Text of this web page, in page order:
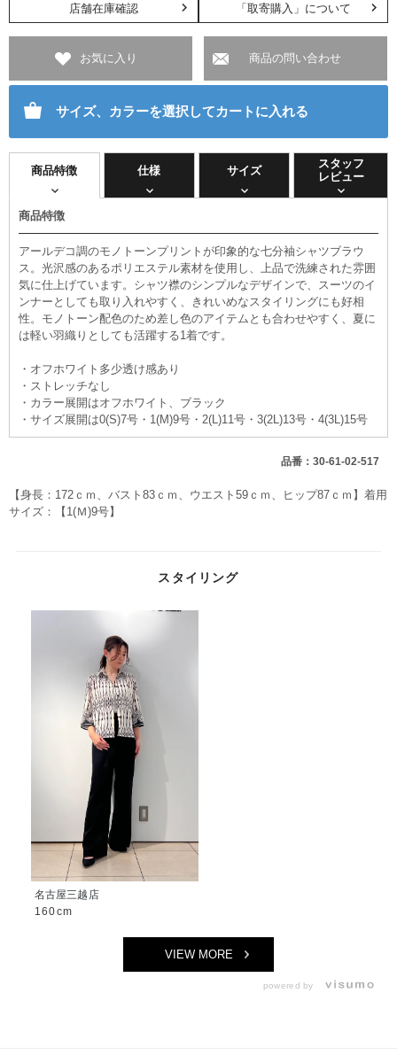
「取寄購入」について
店舗在庫確認
お気に入り 商品の問い合わせ
サイズ、カラーを選択してカートに入れる
商品特徴 仕様 サイズ
スタッフ
レビュー
商品特徴
アールデコ調のモノトーンプリントが印象的な七分袖シャツブラウ
ス。光沢感のあるポリエステル素材を使用し、上品で洗練された雰囲
気に仕上げています。シャツ襟のシンプルなデザインで、スーツのイ
ンナーとしても取り入れやすく、きれいめなスタイリングにも好相
性。モノトーン配色のため差し色のアイテムとも合わせやすく、夏に
は軽い羽織りとしても活躍する1着です。
・オフホワイト多少透け感あり
・ストレッチなし
・カラー展開はオフホワイト、ブラック
・サイズ展開は0(S)7号・1(M)9号・2(L)11号・3(2L)13号・4(3L)15号
品番：30-61-02-517
【身長：172ｃｍ、バスト83ｃｍ、ウエスト59ｃｍ、ヒップ87ｃｍ】着用
サイズ：【1(Ｍ)9号】
スタイリング
名古屋三越店
160cm
VIEW MORE
powered by